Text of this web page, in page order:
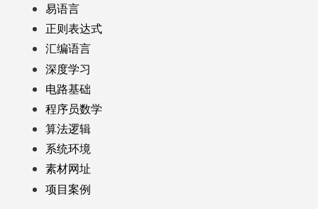
易语言
正则表达式
汇编语言
深度学习
电路基础
程序员数学
算法逻辑
系统环境
素材网址
项目案例